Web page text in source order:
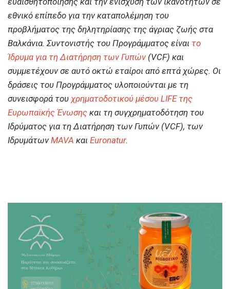
εθνικό επίπεδο για την καταπολέμηση του
προβλήματος της δηλητηρίασης της άγριας ζωής στα
Βαλκάνια. Συντονιστής του Προγράμματος είναι το
Ίδρυμα για τη Διατήρηση των Γυπών (VCF) και
συμμετέχουν σε αυτό οκτώ εταίροι από επτά χώρες. Οι
δράσεις του Προγράμματος υλοποιούνται με τη
συνεισφορά του χρηματοδοτικού μέσου LIFE της
Ευρωπαϊκής Ένωσης και τη συγχρηματοδότηση του
Ιδρύματος για τη Διατήρηση των Γυπών (VCF), των
ΙδρυμάτωνMAVA και Euronatur.